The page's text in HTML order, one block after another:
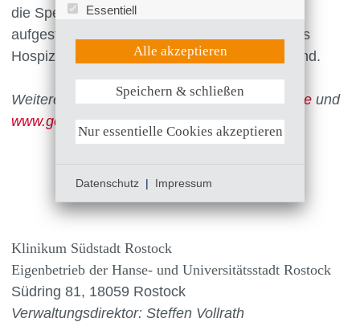
die Spendensumme nochmal um 500 Euro
aufgestockt, weil er die Idee und die Arbeit des
Hospizteams besonders unterstützenswert fand.
Weitere Infos unterwww.golf-warnemuende.de und
www.golfclub-stpauli.de
Klinikum Südstadt Rostock
Eigenbetrieb der Hanse- und Universitätsstadt Rostock
Südring 81, 18059 Rostock
Verwaltungsdirektor: Steffen Vollrath
Essentiell
UX (Hotjar)
Weitere Informationen anzeigen
Alle akzeptieren
Speichern & schließen
Nur essentielle Cookies akzeptieren
Datenschutz | Impressum